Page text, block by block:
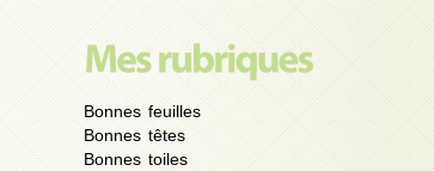
Bonnes feuilles
Bonnes têtes
Bonnes toiles